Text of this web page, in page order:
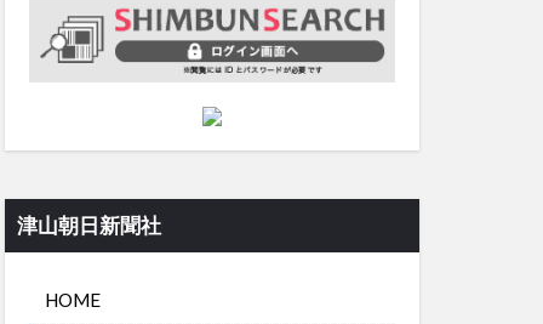
津山朝日新聞社
HOME